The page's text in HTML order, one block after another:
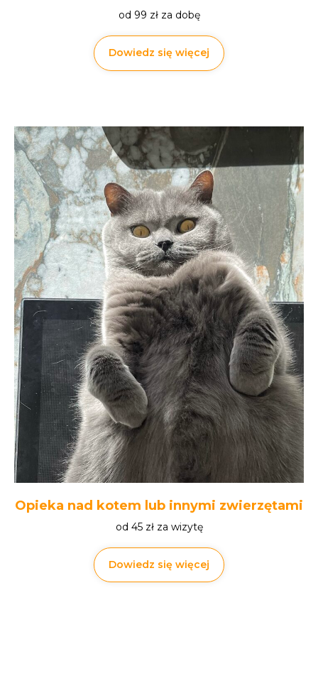
od 99 zł za dobę
Dowiedz się więcej
Opieka nad kotem lub innymi zwierzętami
od 45 zł za wizytę
Dowiedz się więcej